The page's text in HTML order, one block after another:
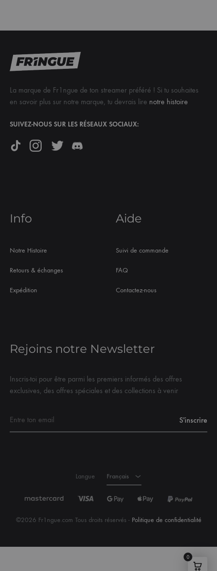
La marque de Fr1ngue de ton streamer préféré ! Si tu souhaites
en savoir plus sur notre marque, tu devrais lire notre histoire
SUIVEZ-NOUS SUR LES RÉSEAUX SOCIAUX:
Info
Notre Histoire
Retours & échanges
Expédition
Aide
Suivi de commande
FAQ
Contactez-nous
Rejoins notre Newsletter
Inscris-toi pour être parmi les premiers informés des offres
exclusives, des offres spéciales et des collections à venir
©2026 Fr1ngue.com Tous droits réservés - Politique de confidentialité
Langue Français
0